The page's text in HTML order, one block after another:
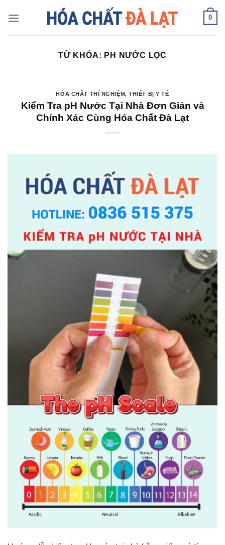
0
TỪ KHÓA: PH NƯỚC LỌC
HÓA CHẤT THÍ NGHIỆM,THIẾT BỊ Y TẾ
Kiểm Tra pH Nước Tại Nhà Đơn Giản và
Chính Xác Cùng Hóa Chất Đà Lạt